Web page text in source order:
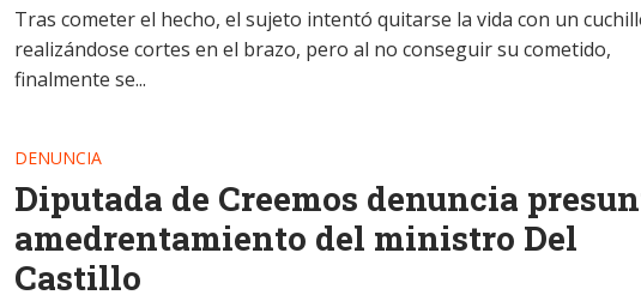
Tras cometer el hecho, el sujeto intentó quitarse la vida con un
realizándose cortes en el brazo, pero al no conseguir su cometido,
finalmente se...
DENUNCIA
Diputada de Creemos denuncia
amedrentamiento del ministro Del
Castillo